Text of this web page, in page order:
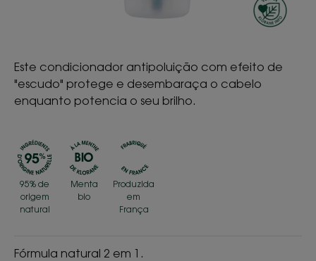
Este condicionador antipoluição com efeito de
"escudo" protege e desembaraça o cabelo
enquanto potencia o seu brilho.
95% de
origem
natural
Menta
bio
Produzida
em
França
Fórmula natural 2 em 1.